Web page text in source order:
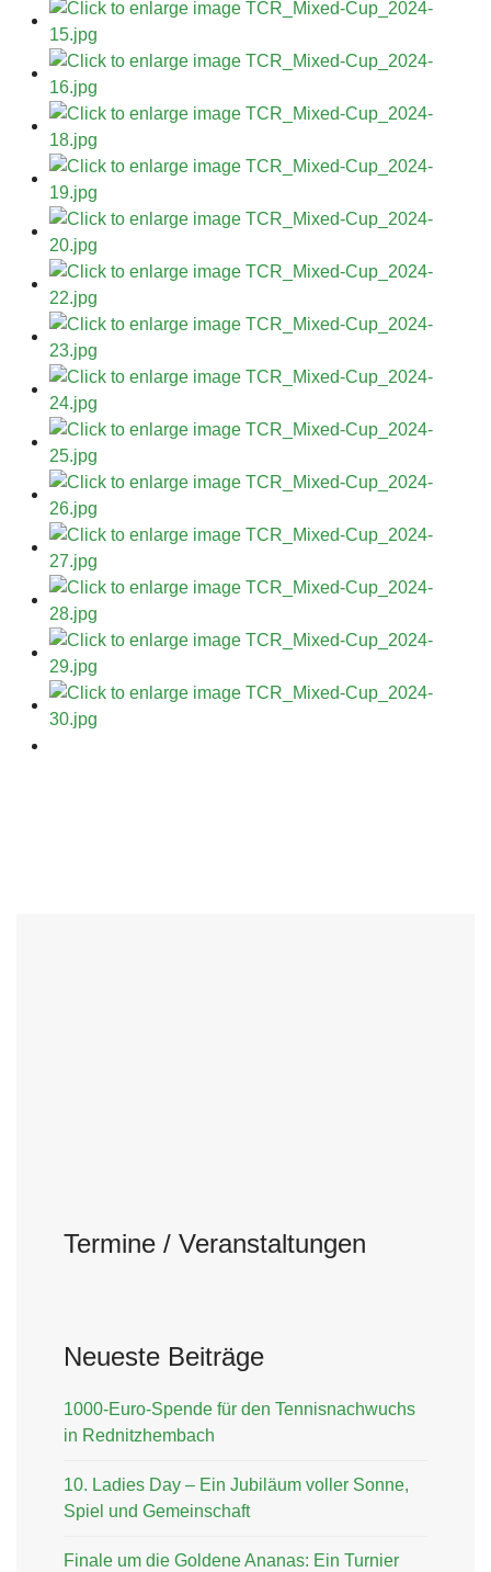
Termine / Veranstaltungen
Neueste Beiträge
1000-Euro-Spende für den Tennisnachwuchs
in Rednitzhembach
10. Ladies Day – Ein Jubiläum voller Sonne,
Spiel und Gemeinschaft
Finale um die Goldene Ananas: Ein Turnier